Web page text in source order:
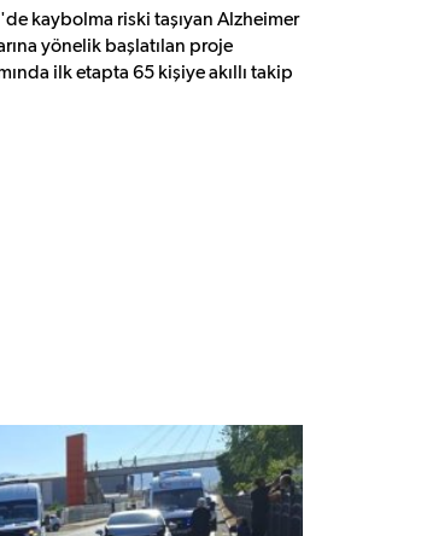
kaybolma riski taşıyan Alzheimer
yönelik başlatılan proje
ilk etapta 65 kişiye akıllı takip